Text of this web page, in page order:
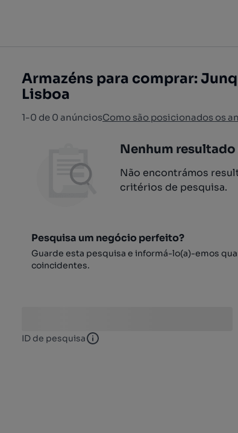
Armazéns para comprar:
Lisboa
1-0 de 0 anúnciosComo são posicionados os
Nenhum
Não encontrámos
critérios de pesquisa.
Pesquisa um negócio perfeito?
Guarde esta pesquisa e informá-lo(a)-emos
coincidentes.
ID de pesquisa ID de pesquisa